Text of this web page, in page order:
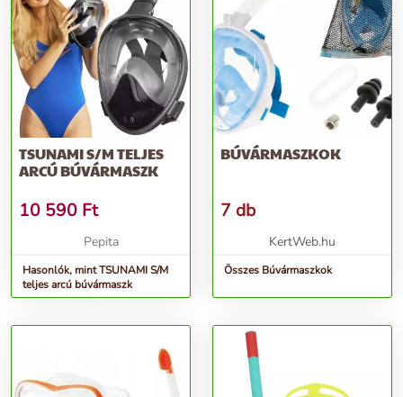
TSUNAMI S/M TELJES
ARCÚ BÚVÁRMASZK
10 590 Ft
Pepita
Hasonlók, mint TSUNAMI S/M
teljes arcú búvármaszk
BÚVÁRMASZKOK
7 db
KertWeb.hu
Összes Búvármaszkok